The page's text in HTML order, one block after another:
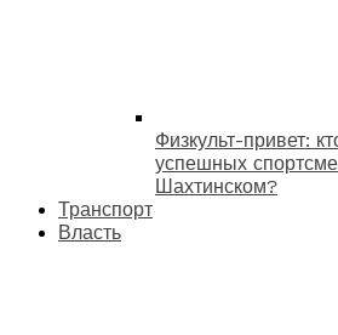
Физкульт-привет:
успешных
Шахтинском?
Транспорт
Власть